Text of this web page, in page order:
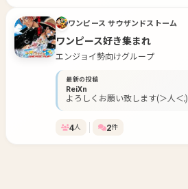
ワンピース サウザンドストーム
ワンピース好き集まれ
エンジョイ勢向けグループ
最新の投稿
ReiXn
よろしくお願い致します(＞人＜;)
4人 2件